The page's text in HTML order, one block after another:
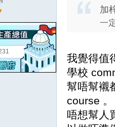
加
一
我覺得值
學校
幫唔幫襯
course 。
唔想幫人